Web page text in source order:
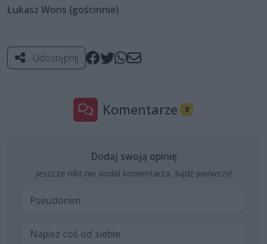
Łukasz Wons (gościnnie)
Udostępnij
Komentarze 0
Dodaj swoją opinię
Jeszcze nikt nie dodał komentarza, bądź pierwszy!